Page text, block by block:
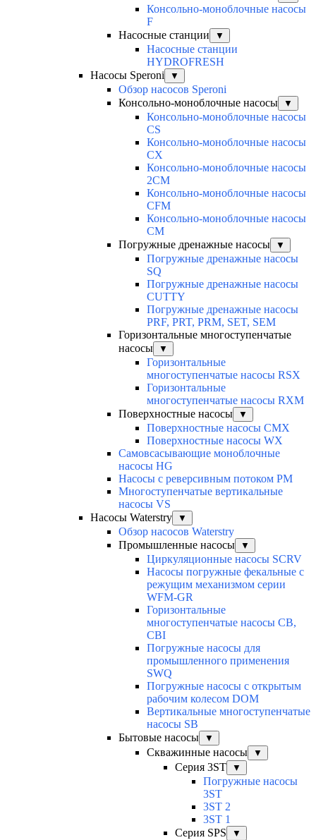
Консольно-моноблочные насосы
F
Насосные станции
▼
Насосные станции
HYDROFRESH
Насосы Speroni
▼
Обзор насосов Speroni
Консольно-моноблочные насосы
▼
Консольно-моноблочные насосы
CS
Консольно-моноблочные насосы
CX
Консольно-моноблочные насосы
2CM
Консольно-моноблочные насосы
CFM
Консольно-моноблочные насосы
CM
Погружные дренажные насосы
▼
Погружные дренажные насосы
SQ
Погружные дренажные насосы
CUTTY
Погружные дренажные насосы
PRF, PRT, PRM, SET, SEM
Горизонтальные многоступенчатые
насосы
▼
Горизонтальные
многоступенчатые насосы RSX
Горизонтальные
многоступенчатые насосы RXM
Поверхностные насосы
▼
Поверхностные насосы CMX
Поверхностные насосы WX
Самовсасывающие моноблочные
насосы HG
Насосы с реверсивным потоком PM
Многоступенчатые вертикальные
насосы VS
Насосы Waterstry
▼
Обзор насосов Waterstry
Промышленные насосы
▼
Циркуляционные насосы SCRV
Насосы погружные фекальные с
режущим механизмом серии
WFM-GR
Горизонтальные
многоступенчатые насосы CB,
CBI
Погружные насосы для
промышленного применения
SWQ
Погружные насосы с открытым
рабочим колесом DOM
Вертикальные многоступенчатые
насосы SB
Бытовые насосы
▼
Скважинные насосы ▼
Серия 3ST ▼
Погружные насосы
3ST
3ST 2
3ST 1
Серия SPS
▼